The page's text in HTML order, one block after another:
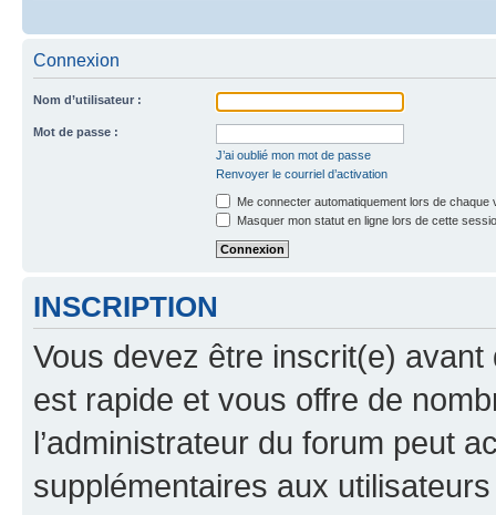
Connexion
Nom d’utilisateur :
Mot de passe :
J’ai oublié mon mot de passe
Renvoyer le courriel d’activation
Me connecter automatiquement lors de chaque
Masquer mon statut en ligne lors de cette
INSCRIPTION
Vous devez être inscrit(e) avant
est rapide et vous offre de
l’administrateur du forum peut
supplémentaires aux